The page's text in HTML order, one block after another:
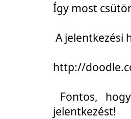
Így most
A jelentkezési
http://
Fontos,
jelentkezést!